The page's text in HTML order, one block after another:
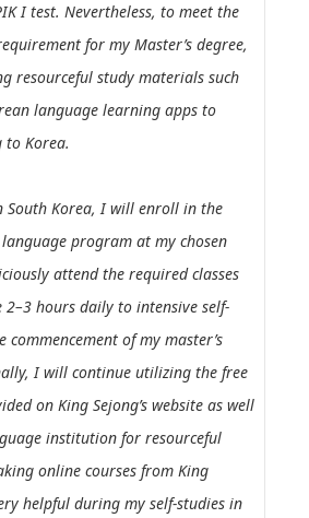
I test. Nevertheless, to meet the
for my Master’s degree,
resourceful study materials such
language learning apps to
to Korea.
South Korea, I will enroll in the
program at my chosen
attend the required classes
2–3 hours daily to intensive self-
commencement of my master’s
I will continue utilizing the free
on King Sejong’s website as well
institution for resourceful
online courses from King
helpful during my self-studies in